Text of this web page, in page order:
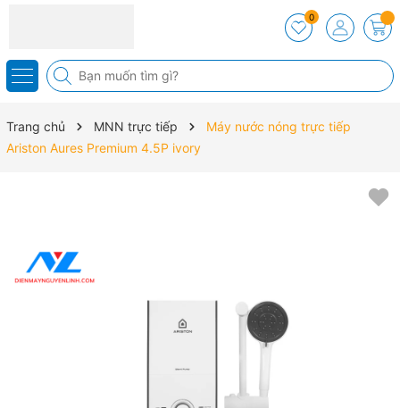
0
Trang chủ MNN trực tiếp
Máy nước nóng trực tiếp
Ariston Aures Premium 4.5P ivory